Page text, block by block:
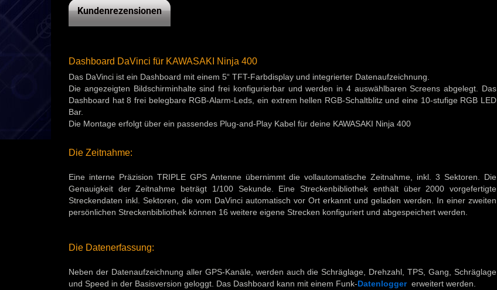
Kundenrezensionen
Dashboard DaVinci für KAWASAKI Ninja 400
Das DaVinci ist ein Dashboard mit einem 5“ TFT-Farbdisplay und integrierter Datenaufzeichnung.
Die angezeigten Bildschirminhalte sind frei konfigurierbar und werden in 4 auswählbaren Screens abgelegt. Das
Dashboard hat 8 frei belegbare RGB-Alarm-Leds, ein extrem hellen RGB-Schaltblitz und eine 10-stufige RGB LED
Bar.
Die Montage erfolgt über ein passendes Plug-and-Play Kabel für deine KAWASAKI Ninja 400
Die Zeitnahme:
Eine interne Präzision TRIPLE GPS Antenne übernimmt die vollautomatische Zeitnahme, inkl. 3 Sektoren. Die
Genauigkeit der Zeitnahme beträgt 1/100 Sekunde. Eine Streckenbibliothek enthält über 2000 vorgefertigte
Streckendaten inkl. Sektoren, die vom DaVinci automatisch vor Ort erkannt und geladen werden. In einer zweiten
persönlichen Streckenbibliothek können 16 weitere eigene Strecken konfiguriert und abgespeichert werden.
Die Datenerfassung:
Neben der Datenaufzeichnung aller GPS-Kanäle, werden auch die Schräglage, Drehzahl, TPS, Gang, Schräglage
und Speed in der Basisversion geloggt. Das Dashboard kann mit einem Funk-Datenloggererweitert werden.